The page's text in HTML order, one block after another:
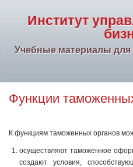
Институт
Учебные материалы для
Функции
К функциям таможенных органов
осуществляют таможенное
создают условия,